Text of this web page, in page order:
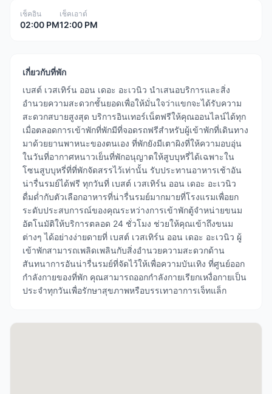
เช็คอิน
02:00 PM
เช็คเอาต์
12:00 PM
เกี่ยวกับที่พัก
เบสต์ เวสเทิร์น ออน เดอะ อะเวนิว นำเสนอบริการและสิ่ง
อำนวยความสะดวกชั้นยอดเพื่อให้มั่นใจว่าแขกจะได้รับความ
สะดวกสบายสูงสุด บริการอินเทอร์เน็ตฟรีให้คุณออนไลน์ได้ทุก
เมื่อตลอดการเข้าพักที่พักมีที่จอดรถฟรีสำหรับผู้เข้าพักที่เดินทาง
มาด้วยยานพาหนะของตนเอง ที่พักยังมีเตาผิงที่ให้ความอบอุ่น
ในวันที่อากาศหนาวเย็นที่พักอนุญาตให้สูบบุหรี่ได้เฉพาะใน
โซนสูบบุหรี่ที่ที่พักจัดสรรไว้เท่านั้น รับประทานอาหารเช้าอัน
น่ารื่นรมย์ได้ฟรี ทุกวันที่ เบสต์ เวสเทิร์น ออน เดอะ อะเวนิว
ดื่มด่ำกับตัวเลือกอาหารที่น่ารื่นรมย์มากมายที่โรงแรมเพื่อยก
ระดับประสบการณ์ของคุณระหว่างการเข้าพักตู้จำหน่ายขนม
อัตโนมัติให้บริการตลอด 24 ชั่วโมง ช่วยให้คุณเข้าถึงขนม
ต่างๆ ได้อย่างง่ายดายที่ เบสต์ เวสเทิร์น ออน เดอะ อะเวนิว ผู้
เข้าพักสามารถเพลิดเพลินกับสิ่งอำนวยความสะดวกด้าน
สันทนาการอันน่ารื่นรมย์ที่จัดไว้ให้เพื่อความบันเทิง ที่ศูนย์ออก
กำลังกายของที่พัก คุณสามารถออกกำลังกายเรียกเหงื่อกายเป็น
ประจำทุกวันเพื่อรักษาสุขภาพหรือบรรเทาอาการเจ็ทแล็ก